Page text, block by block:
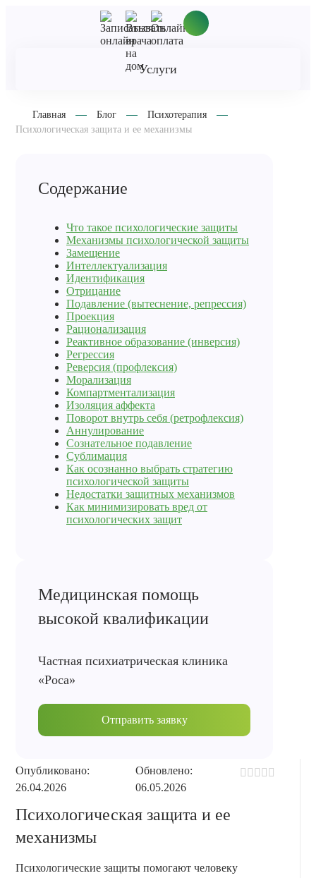
Услуги
Главная Блог
Психотерапия
Психологическая защита и ее механизмы
Опубликовано:
26.04.2026
Обновлено:
06.05.2026
Психологическая защита и ее
механизмы
Психологические защиты помогают человеку
Содержание
Что такое психологические защиты
Механизмы психологической защиты
Замещение
Интеллектуализация
Идентификация
Отрицание
Подавление (вытеснение, репрессия)
Проекция
Рационализация
Реактивное образование (инверсия)
Регрессия
Реверсия (профлексия)
Морализация
Компартментализация
Изоляция аффекта
Поворот внутрь себя (ретрофлексия)
Аннулирование
Сознательное подавление
Сублимация
Как осознанно выбрать стратегию
психологической защиты
Недостатки защитных механизмов
Как минимизировать вред от
психологических защит
Медицинская помощь
высокой квалификации
Частная психиатрическая клиника
«Роса»
Отправить заявку